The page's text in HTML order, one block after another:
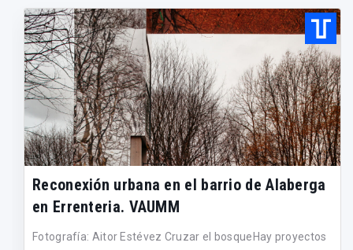
Reconexión urbana en el barrio de Alaberga
en Errenteria. VAUMM
Fotografía: Aitor Estévez Cruzar el bosqueHay proyectos